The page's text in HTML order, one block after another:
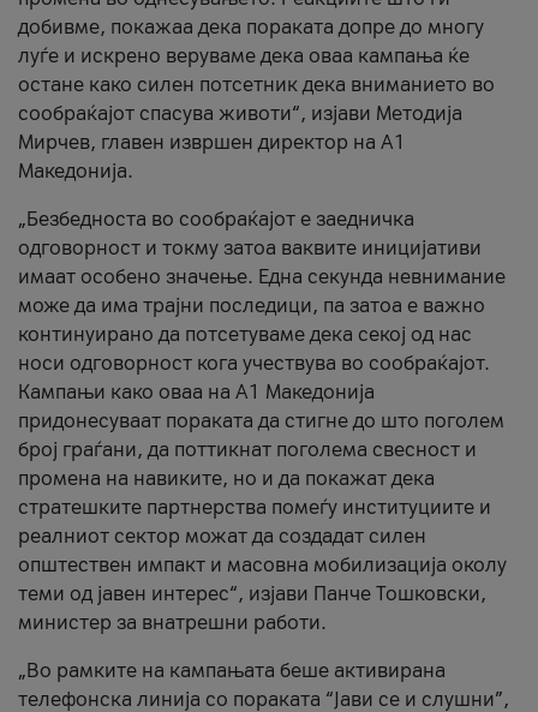
добивме, покажаа дека пораката допре до многу
луѓе и искрено веруваме дека оваа кампања ќе
остане како силен потсетник дека вниманието во
сообраќајот спасува животи“, изјави Методија
Мирчев, главен извршен директор на А1
Македонија.
„Безбедноста во сообраќајот е заедничка
одговорност и токму затоа ваквите иницијативи
имаат особено значење. Една секунда невнимание
може да има трајни последици, па затоа е важно
континуирано да потсетуваме дека секој од нас
носи одговорност кога учествува во сообраќајот.
Кампањи како оваа на A1 Македонија
придонесуваат пораката да стигне до што поголем
број граѓани, да поттикнат поголема свесност и
промена на навиките, но и да покажат дека
стратешките партнерства помеѓу институциите и
реалниот сектор можат да создадат силен
општествен импакт и масовна мобилизација околу
теми од јавен интерес“, изјави Панче Тошковски,
министер за внатрешни работи.
„Во рамките на кампањата беше активирана
телефонска линија со пораката “Јави се и слушни”,